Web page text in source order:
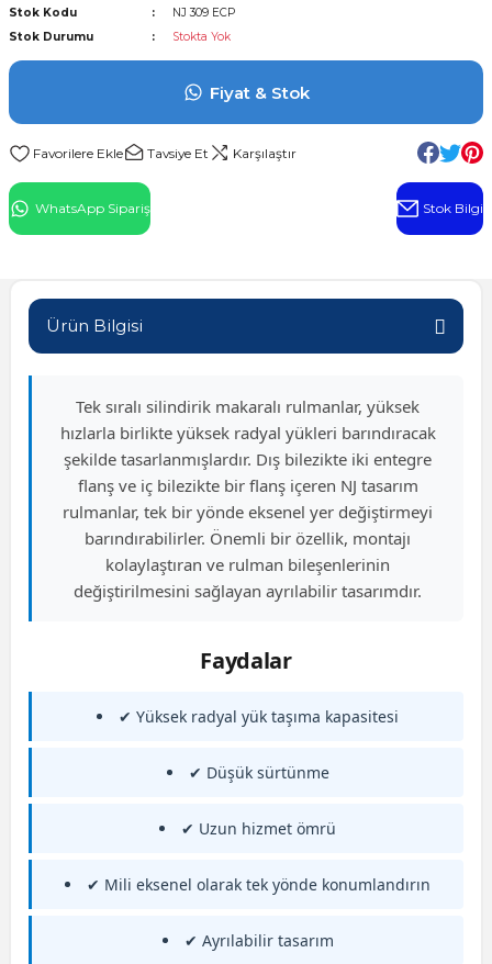
Rulman
Stok Kodu
NJ 309 ECP
Stok Durumu
Stokta Yok
Fiyat & Stok
Tavsiye Et Karşılaştır
WhatsApp Sipariş Stok Bilgi
Ürün Bilgisi
Tek sıralı silindirik makaralı rulmanlar, yüksek
hızlarla birlikte yüksek radyal yükleri barındıracak
şekilde tasarlanmışlardır. Dış bilezikte iki entegre
flanş ve iç bilezikte bir flanş içeren NJ tasarım
rulmanlar, tek bir yönde eksenel yer değiştirmeyi
barındırabilirler. Önemli bir özellik, montajı
kolaylaştıran ve rulman bileşenlerinin
değiştirilmesini sağlayan ayrılabilir tasarımdır.
Faydalar
✔ Yüksek radyal yük taşıma kapasitesi
✔ Düşük sürtünme
✔ Uzun hizmet ömrü
✔ Mili eksenel olarak tek yönde konumlandırın
✔ Ayrılabilir tasarım